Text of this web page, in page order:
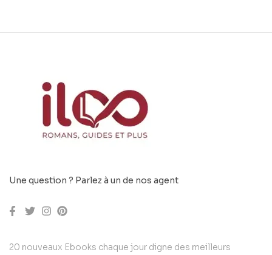
Une question ? Parlez à un de nos agent
20 nouveaux Ebooks chaque jour digne des meilleurs